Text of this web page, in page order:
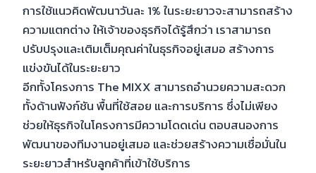
การใช้แนวคิดพัฒนาวันละ 1% ในระยะยาวจะสามารถสร้าง
ความแตกต่าง ให้เจ้าของธุรกิจได้รู้สึกว่า เราสามารถ
ปรับปรุงและเติมเต็มคุณค่าในธุรกิจอยู่เสมอ สร้างการ
แข่งขันได้ในระยะยาว
อีกทั้งโครงการ The MIXX สามารถอำนวยความสะดวก
ทั้งด้านฟังก์ชัน พื้นที่ใช้สอย และการบริการ ซึ่งไม่เพียง
ช่วยให้ธุรกิจในโครงการมีความโดดเด่น ตอบสนองการ
พัฒนาของทีมงานอยู่เสมอ และช่วยสร้างความเชื่อมั่นใน
ระยะยาวสำหรับลูกค้าที่เข้าใช้บริการ